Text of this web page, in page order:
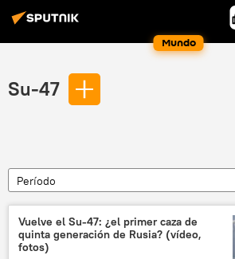
Mundo
Su-47
Período
Vuelve el Su-47: ¿el primer caza de
quinta generación de Rusia? (vídeo,
fotos)